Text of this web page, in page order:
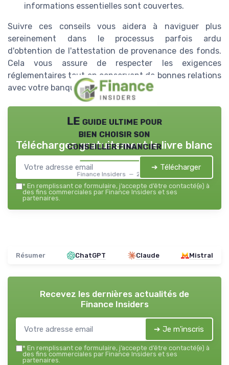
informations essentielles sont couvertes.
Suivre ces conseils vous aidera à naviguer plus
sereinement dans le processus parfois ardu
d'obtention de l'attestation de provenance des fonds.
Cela vous assure de respecter les exigences
réglementaires tout en conservant de bonnes relations
avec votre banque ou votre notaire.
LE guide ultime pour
bien choisir son
conseiller financier
Finance Insiders — 2026
Téléchargez gratuitement le livre blanc
➔ Télécharger
* En remplissant ce formulaire, j’accepte d’être contacté(e) à
des fins commerciales par Finance Insiders et ses
partenaires.
Résumer ChatGPT Claude Mistral
Recevez les dernières actualités de
Finance Insiders
➔ Je m'inscris
* En remplissant ce formulaire, j’accepte d’être contacté(e) à
des fins commerciales par Finance Insiders et ses
partenaires.